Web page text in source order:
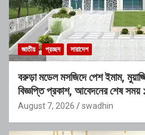
জাতীয় প্রচ্ছদ সারাদেশ
বরুড়া মডেল মসজিদে পেশ ইমাম,
বিজ্ঞপ্তি প্রকাশ, আবেদনের শেষ
August 7, 2026 swadhin